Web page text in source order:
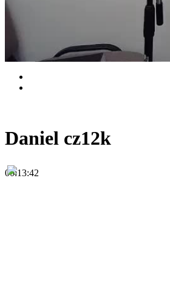
Daniel cz12k
00:13:42